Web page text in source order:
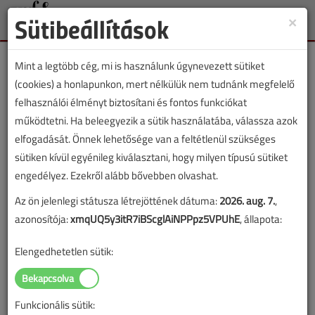
Toggle
Lapszám:
TARTALOM
Tanulságos történetek
„Csodadoboz”
2025/4. lapszám
1099 |
×
Sütibeállítások
Mint a legtöbb cég, mi is használunk úgynevezett sütiket
(cookies) a honlapunkon, mert nélkülük nem tudnánk megfelelő
felhasználói élményt biztosítani és fontos funkciókat
működtetni. Ha beleegyezik a sütik használatába, válassza azok
elfogadását. Önnek lehetősége van a feltétlenül szükséges
sütiken kívül egyénileg kiválasztani, hogy milyen típusú sütiket
engedélyez. Ezekről alább bővebben olvashat.
Az ön jelenlegi státusza létrejöttének dátuma:2026. aug. 7.,
azonosítója:xmqUQ5y3itR7iBScglAiNPPpz5VPUhE, állapota:
Elengedhetetlen sütik:
Funkcionális sütik: